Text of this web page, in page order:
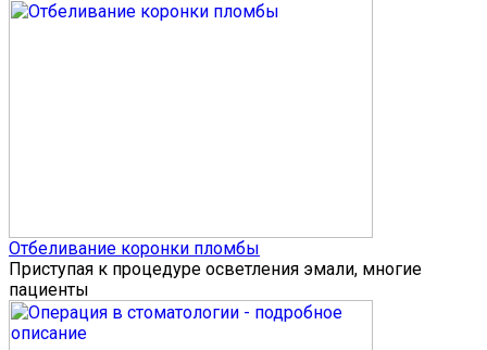
Отбеливание коронки пломбы
Приступая к процедуре осветления эмали, многие
пациенты